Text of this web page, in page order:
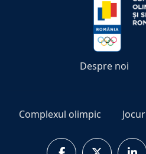
Despre noi
Complexul olimpic